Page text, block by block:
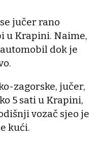
jučer rano
u Krapini. Naime,
dok je
zagorske, jučer,
5 sati u Krapini,
vozač sjeo je
kući.